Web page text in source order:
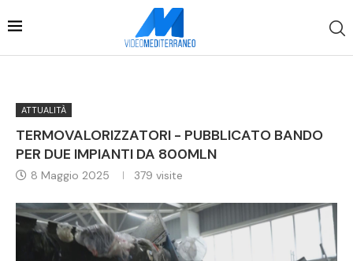
ATTUALITÀ
TERMOVALORIZZATORI - PUBBLICATO BANDO
PER DUE IMPIANTI DA 800MLN
8 Maggio 2025 379 visite
Video
Player